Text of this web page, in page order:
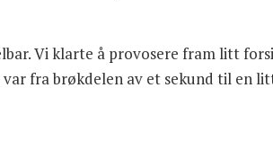
Vi klarte å provosere fram litt
fra brøkdelen av et sekund til en